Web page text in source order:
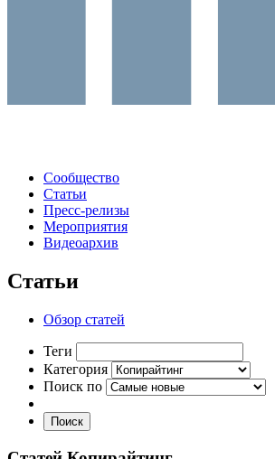
Сообщество
Статьи
Пресс-релизы
Мероприятия
Видеоархив
Статьи
Обзор статей
Теги
Категория
Поиск по
Поиск